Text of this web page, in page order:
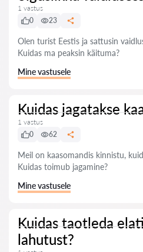
1 vastus
0
23
Olen turist Eestis ja sattusin
Kuidas ma peaksin käituma?
Mine vastusele
Kuidas jagatakse
1 vastus
0
62
Meil on kaasomandis kinnistu,
Kuidas toimub jagamine?
Mine vastusele
Kuidas taotleda
lahutust?